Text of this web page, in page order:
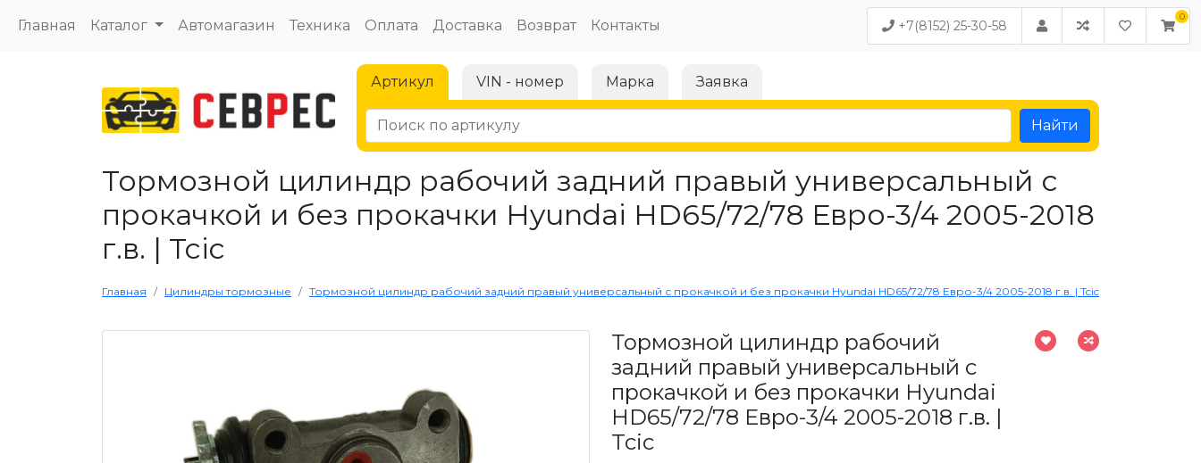
Главная Каталог Автомагазин Техника Оплата Доставка Возврат Контакты +7(8152) 25-30-58
Артикул VIN - номер Марка Заявка
Найти
Тормозной цилиндр рабочий задний правый универсальный с
прокачкой и без прокачки Hyundai HD65/72/78 Евро-3/4 2005-2018
г.в. | Tcic
Главная Цилиндры тормозные Тормозной цилиндр рабочий задний правый универсальный с прокачкой и без прокачки Hyundai HD65/72/78 Евро-3/4 2005-2018 г.в. | Tcic
Тормозной цилиндр рабочий
задний правый универсальный с
прокачкой и без прокачки Hyundai
HD65/72/78 Евро-3/4 2005-2018 г.в. |
Tcic